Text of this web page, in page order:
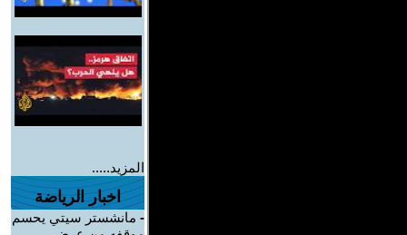
المزيد.....
اخبار الرياضة
- مانشستر سيتي يحسم